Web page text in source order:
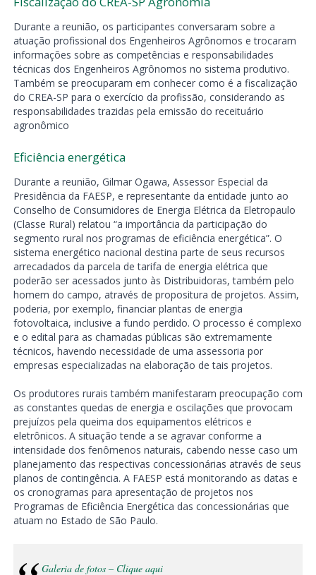
Durante a reunião, os participantes conversaram sobre a
atuação profissional dos Engenheiros Agrônomos e trocaram
informações sobre as competências e responsabilidades
técnicas dos Engenheiros Agrônomos no sistema produtivo.
Também se preocuparam em conhecer como é a fiscalização
do CREA-SP para o exercício da profissão, considerando as
responsabilidades trazidas pela emissão do receituário
agronômico
Eficiência energética
Durante a reunião, Gilmar Ogawa, Assessor Especial da
Presidência da FAESP, e representante da entidade junto ao
Conselho de Consumidores de Energia Elétrica da Eletropaulo
(Classe Rural) relatou “a importância da participação do
segmento rural nos programas de eficiência energética”. O
sistema energético nacional destina parte de seus recursos
arrecadados da parcela de tarifa de energia elétrica que
poderão ser acessados junto às Distribuidoras, também pelo
homem do campo, através de propositura de projetos. Assim,
poderia, por exemplo, financiar plantas de energia
fotovoltaica, inclusive a fundo perdido. O processo é complexo
e o edital para as chamadas públicas são extremamente
técnicos, havendo necessidade de uma assessoria por
empresas especializadas na elaboração de tais projetos.
Os produtores rurais também manifestaram preocupação com
as constantes quedas de energia e oscilações que provocam
prejuízos pela queima dos equipamentos elétricos e
eletrônicos. A situação tende a se agravar conforme a
intensidade dos fenômenos naturais, cabendo nesse caso um
planejamento das respectivas concessionárias através de seus
planos de contingência. A FAESP está monitorando as datas e
os cronogramas para apresentação de projetos nos
Programas de Eficiência Energética das concessionárias que
atuam no Estado de São Paulo.
Galeria de fotos – Clique aqui